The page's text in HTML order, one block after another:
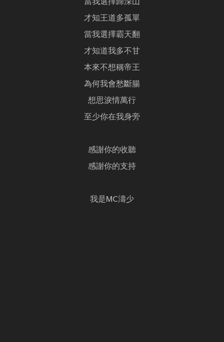
當我選擇歸深山
才知王道多孤單
當我選擇霸天翻
才知道我多不甘
本來不想稱帝王
為何我會愁斷腸
想思淚情萬行
至少你在我身旁
感謝你的收聽
感謝你的支持
我是MC濤少